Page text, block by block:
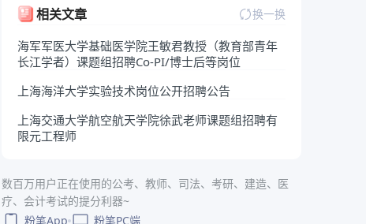
相关文章 换一换
海军军医大学基础医学院王敏君教授（教育部青年
长江学者）课题组招聘Co-PI/博士后等岗位
上海海洋大学实验技术岗位公开招聘公告
上海交通大学航空航天学院徐武老师课题组招聘有
限元工程师
数百万用户正在使用的公考、教师、司法、考研、建造、医
疗、会计考试的提分利器~
粉笔App
粉笔PC端